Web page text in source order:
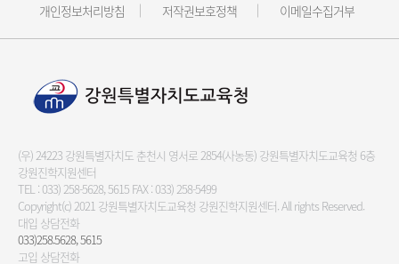
개인정보처리방침 저작권보호정책 이메일수집거부
(우) 24223 강원특별자치도 춘천시 영서로 2854(사농동) 강원특별자치도교육청 6층
강원진학지원센터
TEL : 033) 258-5628, 5615 FAX : 033) 258-5499
Copyright(c) 2021 강원특별자치도교육청 강원진학지원센터.All rights Reserved.
대입 상담전화
033)258.5628, 5615
고입 상담전화